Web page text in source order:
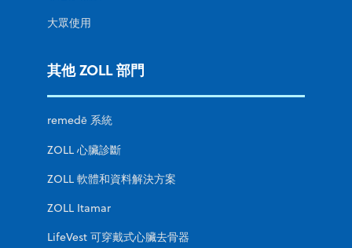
大眾使用
其他 ZOLL 部門
remedē 系統
ZOLL 心臟診斷
ZOLL 軟體和資料解決方案
ZOLL Itamar
LifeVest 可穿戴式心臟去骨器